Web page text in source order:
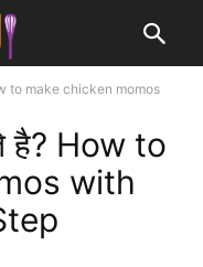
to make chicken momos
है? How to
with